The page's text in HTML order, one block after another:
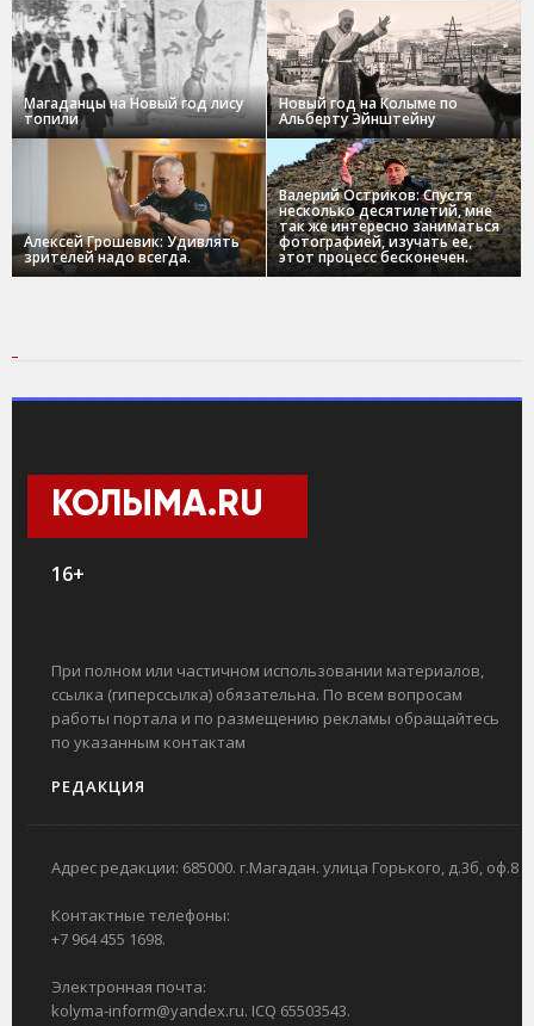
Магаданцы на Новый год лису
топили
Новый год на Колыме по
Альберту Эйнштейну
Алексей Грошевик: Удивлять
зрителей надо всегда.
Валерий Остриков: Спустя
несколько десятилетий, мне
так же интересно заниматься
фотографией, изучать ее,
этот процесс бесконечен.
КОЛЫМА.RU
16+
При полном или частичном использовании материалов,
ссылка (гиперссылка) обязательна. По всем вопросам
работы портала и по размещению рекламы обращайтесь
по указанным контактам
РЕДАКЦИЯ
Адрес редакции: 685000. г.Магадан. улица Горького, д.3б, оф.8
Контактные телефоны:
+7 964 455 1698.
Электронная почта:
kolyma-inform@yandex.ru. ICQ 65503543.